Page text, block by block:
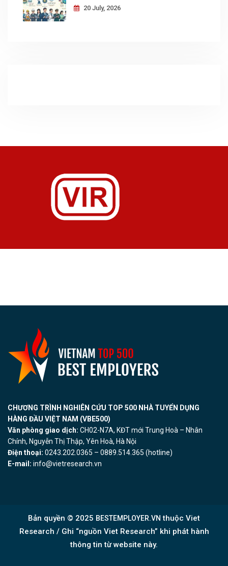
20 July, 2026
CHƯƠNG TRÌNH NGHIÊN CỨU TOP 500 NHÀ TUYỂN DỤNG
HÀNG ĐẦU VIỆT NAM (VBE500)
Văn phòng giao dịch: CH02-N7A, KĐT mới Trung Hoà – Nhân
Chính, Nguyễn Thị Thập, Yên Hoà, Hà Nội
Điện thoại: 0243.202.0365 – 0889.514.365 (hotline)
E-mail: info@vietresearch.vn
Bản quyền © 2025 BESTEMPLOYER.VN thuộc Viet
Research / Ghi “nguồn Viet Research” khi phát hành
thông tin từ website này.